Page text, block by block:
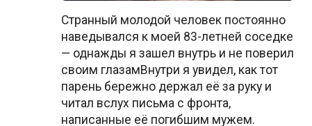
Странный молодой человек постоянно
наведывался к моей 83-летней соседке
— однажды я зашел внутрь и не поверил
своим глазамВнутри я увидел, как тот
парень бережно держал её за руку и
читал вслух письма с фронта,
написанные её погибшим мужем.